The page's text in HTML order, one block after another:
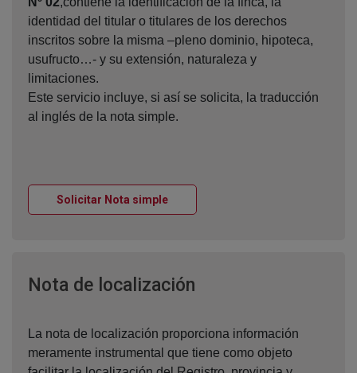
identidad del titular o titulares de los derechos
inscritos sobre la misma –pleno dominio, hipoteca,
usufructo…- y su extensión, naturaleza y
limitaciones.
Este servicio incluye, si así se solicita, la traducción
al inglés de la nota simple.
Solicitar Nota simpleVentana nueva
Nota de localización
La nota de localización proporciona información
meramente instrumental que tiene como objeto